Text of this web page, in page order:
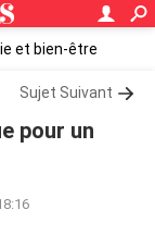
et bien-être
Sujet Suivant
pour un